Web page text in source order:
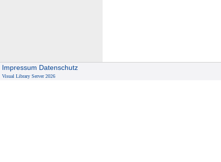
Impressum Datenschutz
Visual Library Server 2026